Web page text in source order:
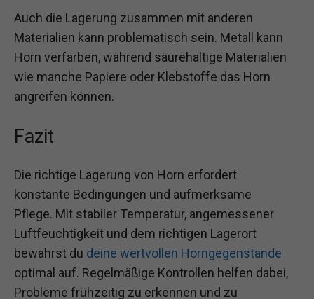
Auch die Lagerung zusammen mit anderen
Materialien kann problematisch sein. Metall kann
Horn verfärben, während säurehaltige Materialien
wie manche Papiere oder Klebstoffe das Horn
angreifen können.
Fazit
Die richtige Lagerung von Horn erfordert
konstante Bedingungen und aufmerksame
Pflege. Mit stabiler Temperatur, angemessener
Luftfeuchtigkeit und dem richtigen Lagerort
bewahrst du deine wertvollen Horngegenstände
optimal auf. Regelmäßige Kontrollen helfen dabei,
Probleme frühzeitig zu erkennen und zu